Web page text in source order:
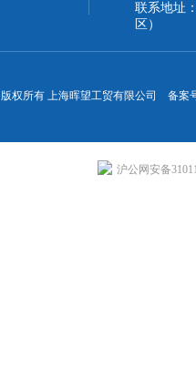
联系地址
区）
版权所有 上海晖望工贸有限公司 备案
沪公网安备